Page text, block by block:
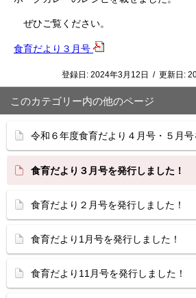
ぜひご覧ください。
食育だより３月号
登録日: 2024年3月12日 / 更新日:
このカテゴリー内の他のページ
令和６年度食育だより４月号・５月号
食育だより３月号を発行しました！
食育だより２月号を発行しました！
食育だより1月号を発行しました！
食育だより11月号を発行しました！